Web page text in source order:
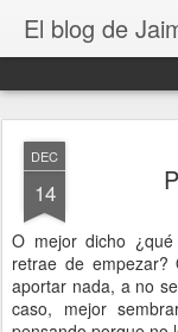
El blog de
DEC
14
O mejor dicho
retrae de
aportar nada, a no
caso, mejor